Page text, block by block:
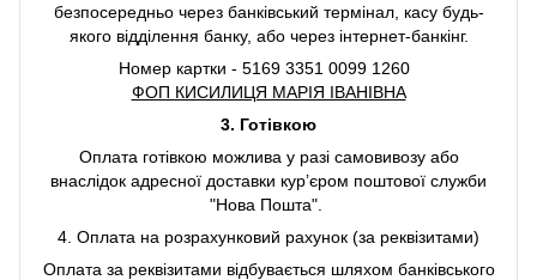
безпосередньо через банківський термінал, касу будь-
якого відділення банку, або через інтернет-банкінг.
Номер картки - 5169 3351 0099 1260
ФОП КИСИЛИЦЯ МАРІЯ ІВАНІВНА
3. Готівкою
Оплата готівкою можлива у разі самовивозу або
внаслідок адресної доставки курʼєром поштової служби
"Нова Пошта".
4. Оплата на розрахунковий рахунок (за реквізитами)
Оплата за реквізитами відбувається шляхом банківського